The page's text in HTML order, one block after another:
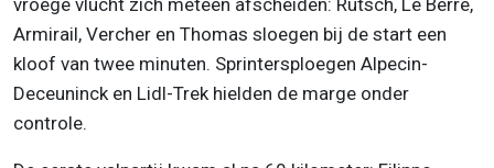
vroege vlucht zich meteen afscheiden: Rutsch, Le Berre,
Armirail, Vercher en Thomas sloegen bij de start een
kloof van twee minuten. Sprintersploegen Alpecin-
Deceuninck en Lidl-Trek hielden de marge onder
controle.